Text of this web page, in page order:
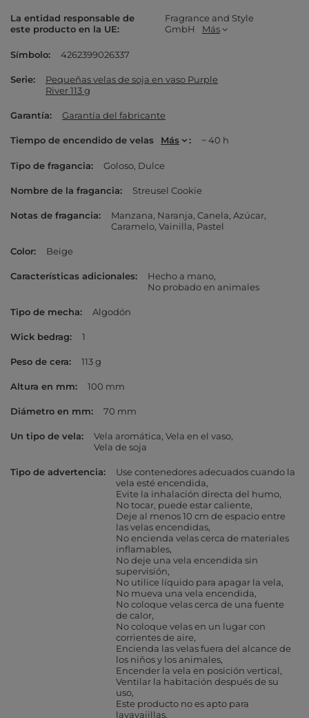
La entidad responsable de
este producto en la UE
Fragrance and Style
GmbH
Más
Símbolo 4262399026337
Serie
Pequeñas velas de soja en vaso Purple
River 113 g
Garantía Garantía del fabricante
Tiempo de encendido de velas Más ~ 40 h
Tipo de fragancia Goloso Dulce
Nombre de la fragancia Streusel Cookie
Notas de fragancia Manzana Naranja Canela Azúcar
Caramelo Vainilla Pastel
Color Beige
Características adicionales
Hecho a mano
No probado en animales
Tipo de mecha Algodón
Wick bedrag 1
Peso de cera 113 g
Altura en mm 100 mm
Diámetro en mm 70 mm
Un tipo de vela Vela aromática Vela en el vaso
Vela de soja
Tipo de advertencia
Use contenedores adecuados cuando la
vela esté encendida
Evite la inhalación directa del humo
No tocar, puede estar caliente
Deje al menos 10 cm de espacio entre
las velas encendidas
No encienda velas cerca de materiales
inflamables
No deje una vela encendida sin
supervisión
No utilice líquido para apagar la vela
No mueva una vela encendida
No coloque velas cerca de una fuente
de calor
No coloque velas en un lugar con
corrientes de aire
Encienda las velas fuera del alcance de
los niños y los animales
Encender la vela en posición vertical
Ventilar la habitación después de su
uso
Este producto no es apto para
lavavajillas